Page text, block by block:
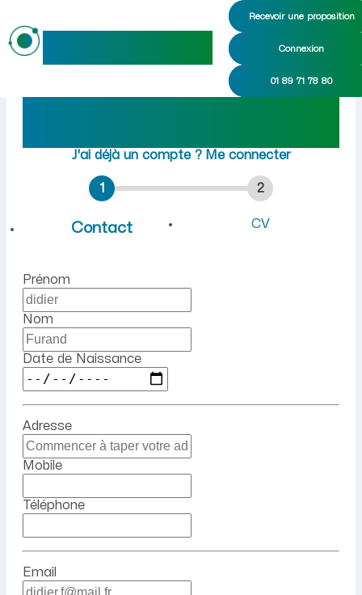
Recevoir une proposition
Connexion
01 89 71 78 80
Emploi à La Neuville-
Rejoindre maideoàLa
J'ai déjà un compte ? Me connecter
1
Contact
2
CV
Prénom
Nom
Date de Naissance
Adresse
Mobile
Téléphone
Email